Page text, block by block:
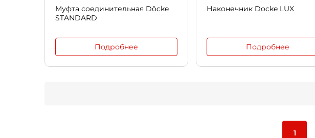
Муфта соединительная Döcke
STANDARD
Подробнее
Наконечник Docke LUX
Подробнее
1